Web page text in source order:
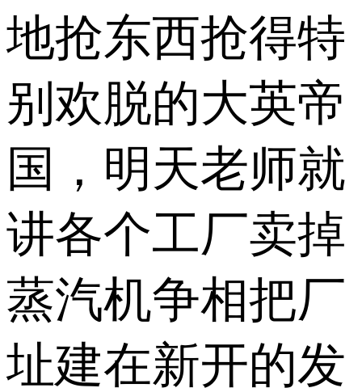
地抢东西抢得特
别欢脱的大英帝
国，明天老师就
讲各个工厂卖掉
蒸汽机争相把厂
址建在新开的发